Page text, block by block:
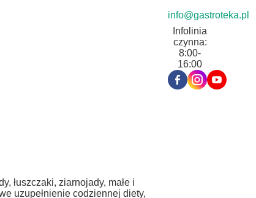
info@gastroteka.pl
Infolinia
czynna:
8:00-
16:00
łuszczaki, ziarnojady, małe i
uzupełnienie codziennej diety,